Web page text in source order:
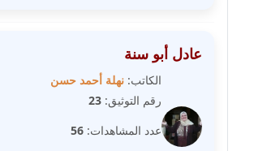
مدونة سحر حسب الله
عاملة
مدونة سعاد سيد
عادل أبو سنة
الكاتب: نهلة أحمد حسن
رقم التوثيق: 23
عدد المشاهدات: 56